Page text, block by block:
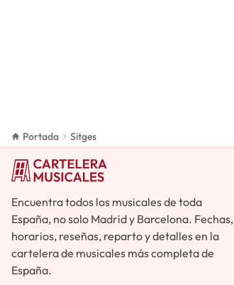
Portada Sitges
Encuentra todos los musicales de toda
España, no solo Madrid y Barcelona. Fechas,
horarios, reseñas, reparto y detalles en la
cartelera de musicales más completa de
España.